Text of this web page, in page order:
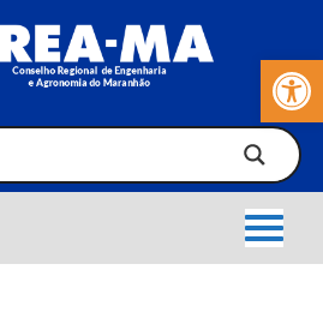
Barra de